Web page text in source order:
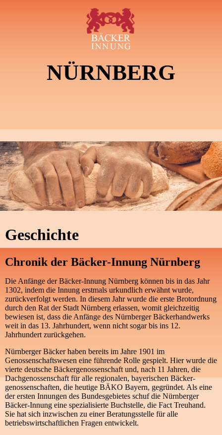
NÜRNBERG
Geschichte
Chronik der Bäcker-Innung Nürnberg
Die Anfänge der Bäcker-Innung Nürnberg können bis in das Jahr
1302, indem die Innung erstmals urkundlich erwähnt wurde,
zurückverfolgt werden. In diesem Jahr wurde die erste Brotordnung
durch den Rat der Stadt Nürnberg erlassen, womit gleich­zeitig
bewiesen ist, dass die Anfänge des Nürnberger Bäckerhandwerks
weit in das 13. Jahrhundert, wenn nicht sogar bis ins 12.
Jahrhundert zurückgehen.
Nürnberger Bäcker haben bereits im Jahre 1901 im
Genossenschaftswesen eine führende Rolle gespielt. Hier wurde die
vierte deutsche Bäckergenossenschaft und, nach 11 Jahren, die
Dachgenossenschaft für alle regionalen, bayerischen Bäcker­
genossen­schaften, die heutige BÄKO Bayern, gegründet. Als eine
der ersten Innungen des Bundesgebietes schuf die Nürnberger
Bäcker-Innung eine spezialisierte Buchstelle, die Fact Treuhand.
Sie hat sich inzwischen zu einer Beratungsstelle für alle
betriebswirtschaftlichen Fragen entwickelt.